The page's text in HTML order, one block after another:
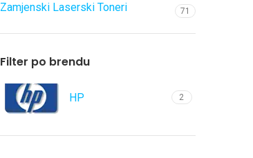
Zamjenski Laserski Toneri 71
Filter po brendu
HP 2